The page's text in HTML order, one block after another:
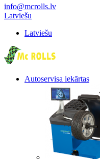
info@mcrolls.lv
Latviešu
Latviešu
Autoservisa iekārtas